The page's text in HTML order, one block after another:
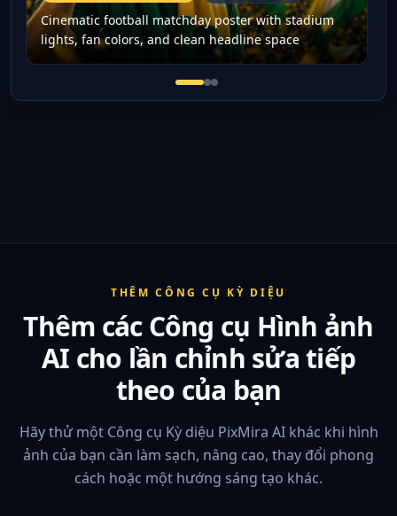
Cinematic football matchday poster with stadium
lights, fan colors, and clean headline space
Cinematic football matchday
Football player-style fan
16:9 football thumbnail
THÊM CÔNG CỤ KỲ DIỆU
Thêm các Công cụ Hình ảnh
AI cho lần chỉnh sửa tiếp
theo của bạn
Hãy thử một Công cụ Kỳ diệu PixMira AI khác khi hình
ảnh của bạn cần làm sạch, nâng cao, thay đổi phong
cách hoặc một hướng sáng tạo khác.